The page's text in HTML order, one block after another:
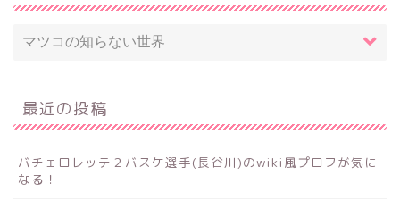
最近の投稿
バチェロレッテ２バスケ選手(長谷川)のwiki風プロフが気に
なる！